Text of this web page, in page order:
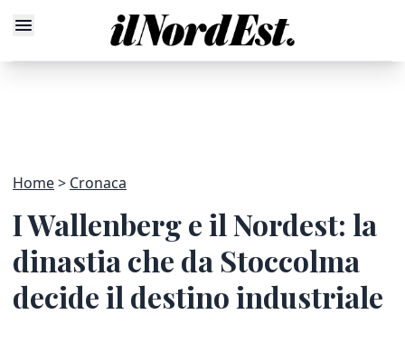
Home Cronaca
I Wallenberg e il Nordest: la
dinastia che da Stoccolma
decide il destino industriale